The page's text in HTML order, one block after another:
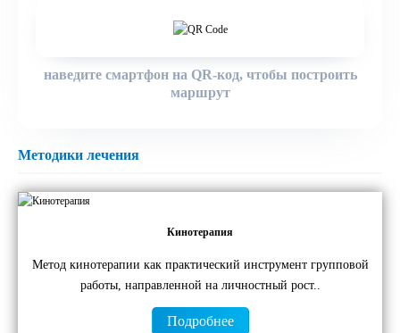
наведите смартфон на QR-код, чтобы построить
маршрут
Методики лечения
Кинотерапия
Метод кинотерапии как практический инструмент групповой
работы, направленной на личностный рост..
Подробнее